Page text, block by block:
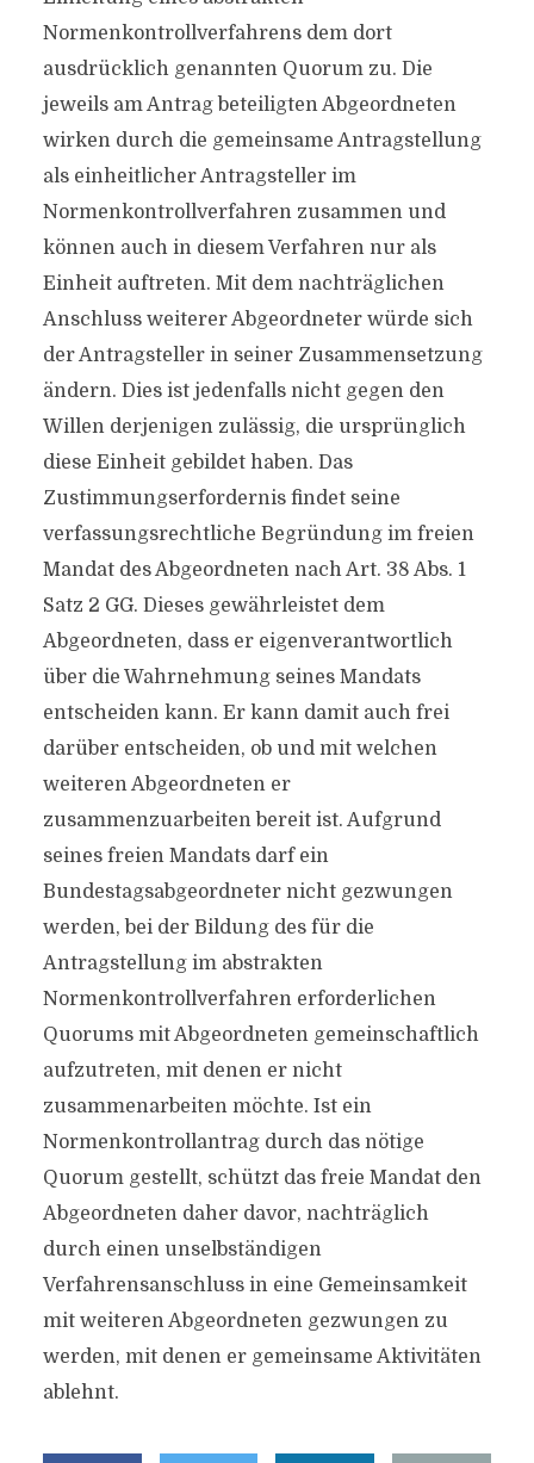
Normenkontrollverfahrens dem dort
ausdrücklich genannten Quorum zu. Die
jeweils am Antrag beteiligten Abgeordneten
wirken durch die gemeinsame Antragstellung
als einheitlicher Antragsteller im
Normenkontrollverfahren zusammen und
können auch in diesem Verfahren nur als
Einheit auftreten. Mit dem nachträglichen
Anschluss weiterer Abgeordneter würde sich
der Antragsteller in seiner Zusammensetzung
ändern. Dies ist jedenfalls nicht gegen den
Willen derjenigen zulässig, die ursprünglich
diese Einheit gebildet haben. Das
Zustimmungserfordernis findet seine
verfassungsrechtliche Begründung im freien
Mandat des Abgeordneten nach Art. 38 Abs. 1
Satz 2 GG. Dieses gewährleistet dem
Abgeordneten, dass er eigenverantwortlich
über die Wahrnehmung seines Mandats
entscheiden kann. Er kann damit auch frei
darüber entscheiden, ob und mit welchen
weiteren Abgeordneten er
zusammenzuarbeiten bereit ist. Aufgrund
seines freien Mandats darf ein
Bundestagsabgeordneter nicht gezwungen
werden, bei der Bildung des für die
Antragstellung im abstrakten
Normenkontrollverfahren erforderlichen
Quorums mit Abgeordneten gemeinschaftlich
aufzutreten, mit denen er nicht
zusammenarbeiten möchte. Ist ein
Normenkontrollantrag durch das nötige
Quorum gestellt, schützt das freie Mandat den
Abgeordneten daher davor, nachträglich
durch einen unselbständigen
Verfahrensanschluss in eine Gemeinsamkeit
mit weiteren Abgeordneten gezwungen zu
werden, mit denen er gemeinsame Aktivitäten
ablehnt.